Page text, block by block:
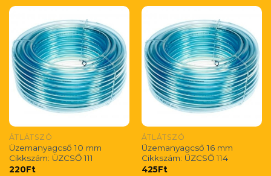
ÁTLÁTSZÓ
Üzemanyagcső 10 mm
Cikkszám: ÜZCSŐ 111
220Ft
ÁTLÁTSZÓ
Üzemanyagcső 16 mm
Cikkszám: ÜZCSŐ 114
425Ft